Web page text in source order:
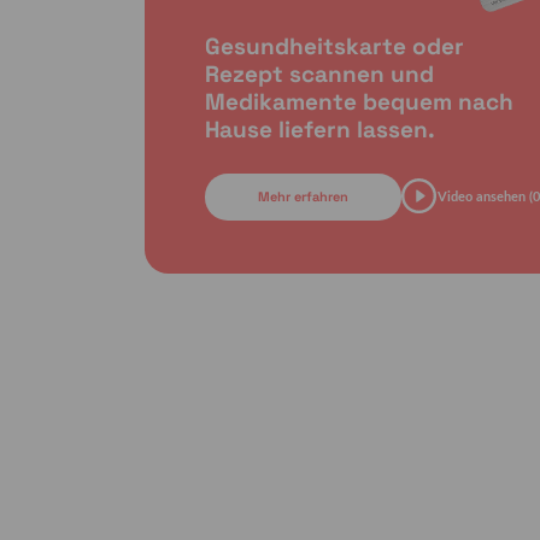
Gesundheitskarte oder
Rezept scannen und
Medikamente bequem nach
Hause liefern lassen.
Mehr erfahren Video ansehen